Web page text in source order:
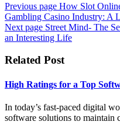
Previous page How Slot
Gambling Casino Industry: A
Next page Street Mind- The
an Interesting Life
Related Post
High Ratings for a Top
In today’s fast-paced digital
software solutions to maintain